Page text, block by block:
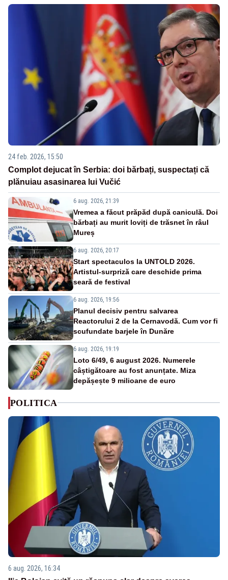
24 feb. 2026, 15:50
Complot dejucat în Serbia: doi bărbați, suspectați că
plănuiau asasinarea lui Vučić
6 aug. 2026, 21:39
Vremea a făcut prăpăd după caniculă. Doi
bărbați au murit loviți de trăsnet în râul
Mureș
6 aug. 2026, 20:17
Start spectaculos la UNTOLD 2026.
Artistul-surpriză care deschide prima
seară de festival
6 aug. 2026, 19:56
Planul decisiv pentru salvarea
Reactorului 2 de la Cernavodă. Cum vor fi
scufundate barjele în Dunăre
6 aug. 2026, 19:19
Loto 6/49, 6 august 2026. Numerele
câștigătoare au fost anunțate. Miza
depășește 9 milioane de euro
POLITICA
6 aug. 2026, 16:34